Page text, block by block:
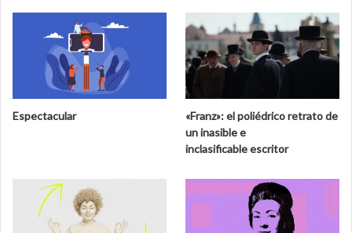
Espectacular
«Franz»: el poliédrico retrato de
un inasible e
inclasificable escritor